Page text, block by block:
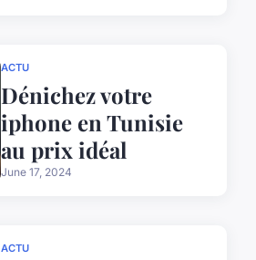
ACTU
Dénichez votre
iphone en Tunisie
au prix idéal
June 17, 2024
ACTU